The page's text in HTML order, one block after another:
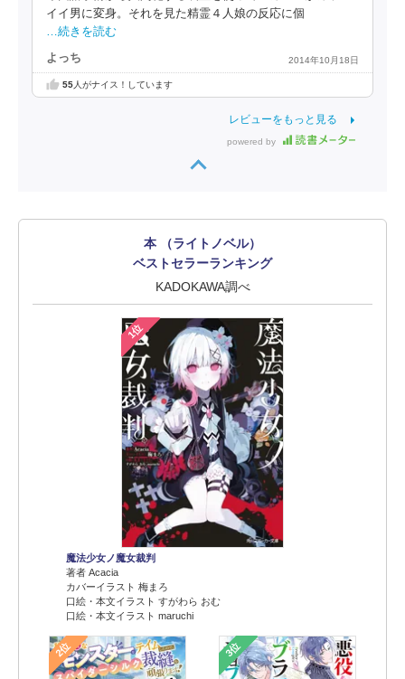
イイ男に変身。それを見た精霊４人娘の反応に個
…続きを読む
よっち 2014年10月18日
55人がナイス！しています
レビューをもっと見る
powered by
本 （ライトノベル）
ベストセラーランキング
KADOKAWA調べ
1位
魔法少女ノ魔女裁判
著者 Acacia
カバーイラスト 梅まろ
口絵・本文イラスト すがわら おむ
口絵・本文イラスト maruchi
2位 3位